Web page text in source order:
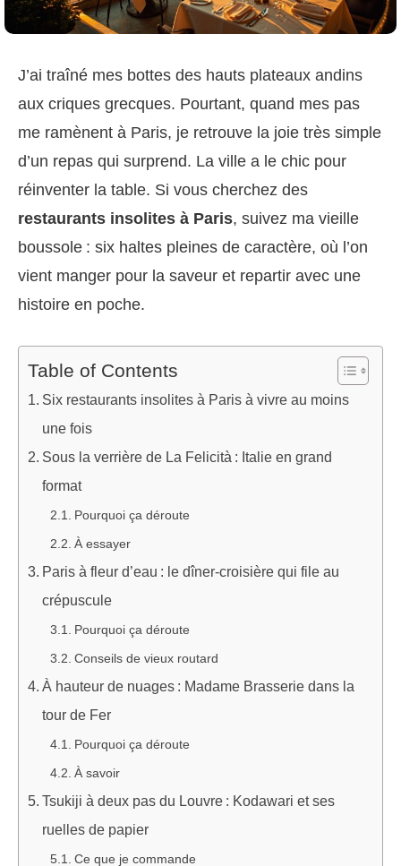
J’ai traîné mes bottes des hauts plateaux andins
aux criques grecques. Pourtant, quand mes pas
me ramènent à Paris, je retrouve la joie très simple
d’un repas qui surprend. La ville a le chic pour
réinventer la table. Si vous cherchez des
restaurants insolites à Paris, suivez ma vieille
boussole : six haltes pleines de caractère, où l’on
vient manger pour la saveur et repartir avec une
histoire en poche.
Table of Contents
Six restaurants insolites à Paris à vivre au moins
une fois
Sous la verrière de La Felicità : Italie en grand
format
Pourquoi ça déroute
À essayer
Paris à fleur d’eau : le dîner-croisière qui file au
crépuscule
Pourquoi ça déroute
Conseils de vieux routard
À hauteur de nuages : Madame Brasserie dans la
tour de Fer
Pourquoi ça déroute
À savoir
Tsukiji à deux pas du Louvre : Kodawari et ses
ruelles de papier
Ce que je commande